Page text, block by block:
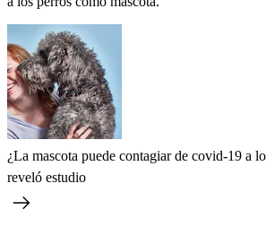
¿La mascota puede contagiar de covid-19 a
reveló estudio